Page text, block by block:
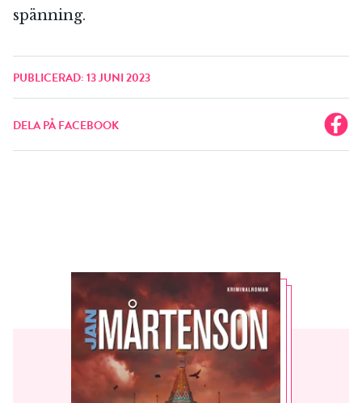
spänning.
PUBLICERAD: 13 JUNI 2023
DELA PÅ FACEBOOK